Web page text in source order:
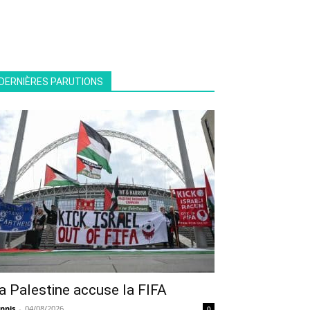
PARUTIONS
Palestine accuse la FIFA